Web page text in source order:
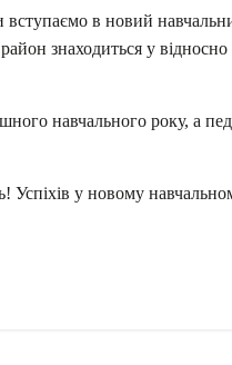
в новий
знаходиться у
навчального року, а
Успіхів у новому